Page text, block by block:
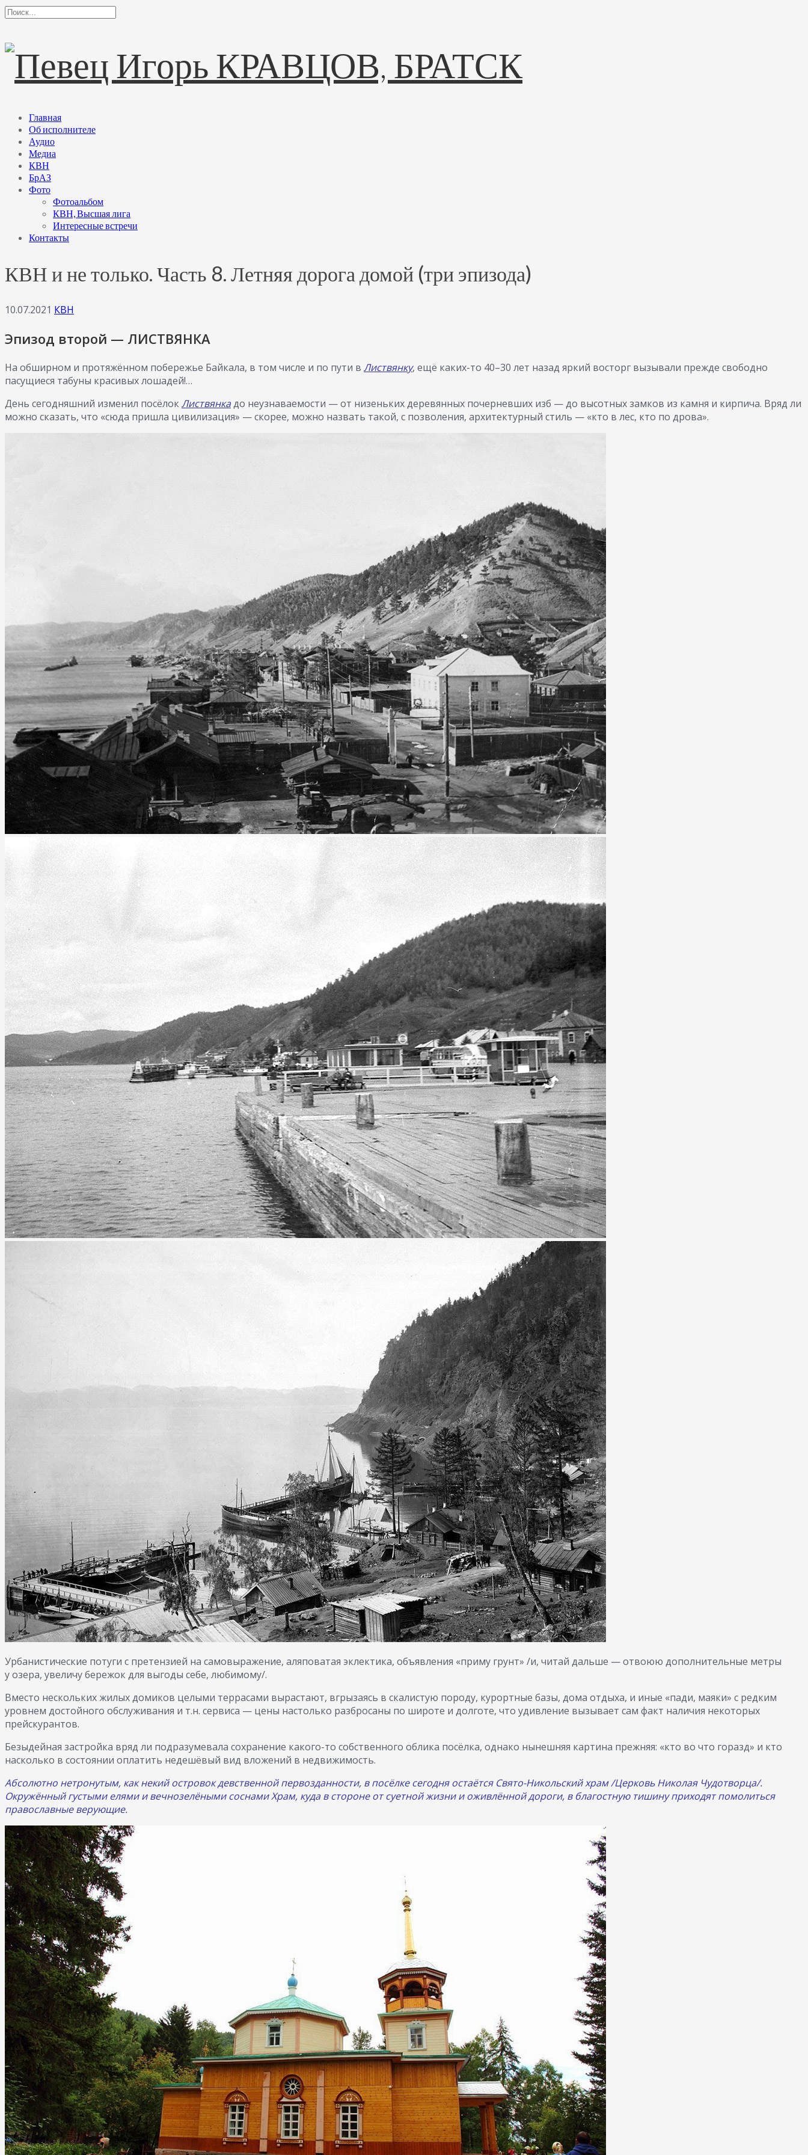
Главная
Об исполнителе
Аудио
Медиа
КВН
БрАЗ
Фото
Фотоальбом
КВН, Высшая лига
Интересные встречи
Контакты
КВН и не только. Часть 8. Летняя дорога домой (три эпизода)
10.07.2021 КВН
Эпизод второй — ЛИСТВЯНКА
На обширном и протяжённом побережье Байкала, в том числе и по пути в Листвянку, ещё каких-то 40–30 лет назад яркий восторг вызывали прежде свободно
пасущиеся табуны красивых лошадей!…
День сегодняшний изменил посёлокЛиствянкадо неузнаваемости — от низеньких деревянных почерневших изб — до высотных замков из камня и кирпича. Вряд ли
можно сказать, что «сюда пришла цивилизация» — скорее, можно назвать такой, с позволения, архитектурный стиль — «кто в лес, кто по дрова».
Урбанистические потуги с претензией на самовыражение, аляповатая эклектика, объявления «приму грунт» /и, читай дальше — отвоюю дополнительные метры
у озера, увеличу бережок для выгоды себе, любимому/.
Вместо нескольких жилых домиков целыми террасами вырастают, вгрызаясь в скалистую породу, курортные базы, дома отдыха, и иные «пади, маяки» с редким
уровнем достойного обслуживания и т.н. сервиса — цены настолько разбросаны по широте и долготе, что удивление вызывает сам факт наличия некоторых
прейскурантов.
Безыдейная застройка вряд ли подразумевала сохранение какого-то собственного облика посёлка, однако нынешняя картина прежняя: «кто во что горазд» и кто
насколько в состоянии оплатить недешёвый вид вложений в недвижимость.
Абсолютно нетронутым, как некий островок девственной первозданности, в посёлке сегодня остаётся Свято-Никольский храм /Церковь Николая Чудотворца/.
Окружённый густыми елями и вечнозелёными соснами Храм, куда в стороне от суетной жизни и оживлённой дороги, в благостную тишину приходят помолиться
православные верующие.